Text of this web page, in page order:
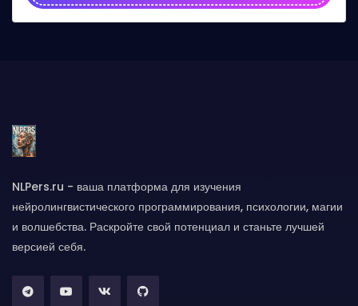
NLPers.ru - ваша платформа для изучения
нейролингвистического программирования, психологии, магии
и волшебства. Раскройте свой потенциал и станьте лучшей
версией себя.